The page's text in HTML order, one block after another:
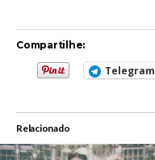
Compartilhe:
Telegram
Relacionado